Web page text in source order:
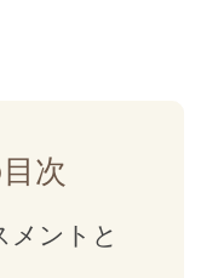
次
メントと